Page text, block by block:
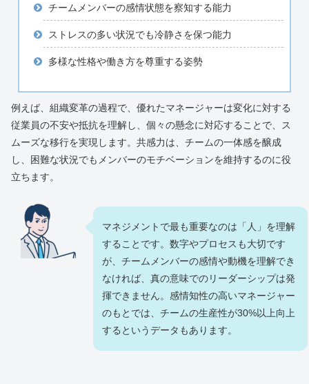
チームメンバーの感情状態を察知する能力
ストレスの多い状況でも冷静さを保つ能力
多様な性格や働き方を尊重する姿勢
例えば、組織変革の過程で、優れたマネージャーは変化に対する
従業員の不安や抵抗を理解し、個々の懸念に対応することで、ス
ムーズな移行を実現します。共感力は、チームの一体感を醸成
し、困難な状況でもメンバーのモチベーションを維持するのに役
立ちます。
マネジメントで最も重要なのは「人」を理解
することです。数字やプロセスも大切です
が、チームメンバーの感情や動機を理解でき
なければ、真の意味でのリーダーシップは発
揮できません。感情知性の高いマネージャー
のもとでは、チームの生産性が30%以上向上
するというデータもあります。